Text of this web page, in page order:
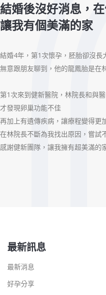
結婚後沒好消息，
讓我有個美滿的家
結婚4年，第1次懷孕，胚胎卻沒長
無意跟朋友聊到，他的龍鳳胎是在
第1次來到健新醫院，林院長和與
才發現卵巢功能不佳
再加上有遺傳疾病，讓療程變得更
在林院長不斷為我找出原因，嘗試
感謝健新團隊，讓我擁有超美滿的
最新訊息
最新消息
好孕分享